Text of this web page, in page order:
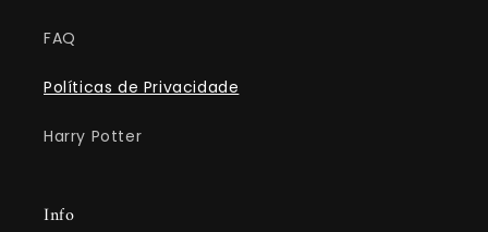
FAQ
Políticas de Privacidade
Harry Potter
Info